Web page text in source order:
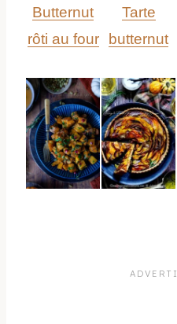
Butternut
rôti au four
Tarte
butternut